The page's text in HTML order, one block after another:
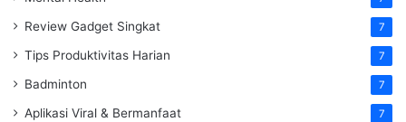
Review Gadget Singkat 7
Tips Produktivitas Harian 7
Badminton 7
Aplikasi Viral & Bermanfaat 7